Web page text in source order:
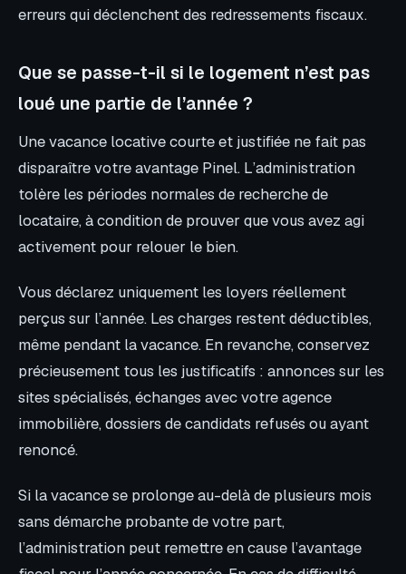
erreurs qui déclenchent des redressements fiscaux.
Que se passe-t-il si le logement n’est pas
loué une partie de l’année ?
Une vacance locative courte et justifiée ne fait pas
disparaître votre avantage Pinel. L’administration
tolère les périodes normales de recherche de
locataire, à condition de prouver que vous avez agi
activement pour relouer le bien.
Vous déclarez uniquement les loyers réellement
perçus sur l’année. Les charges restent déductibles,
même pendant la vacance. En revanche, conservez
précieusement tous les justificatifs : annonces sur les
sites spécialisés, échanges avec votre agence
immobilière, dossiers de candidats refusés ou ayant
renoncé.
Si la vacance se prolonge au-delà de plusieurs mois
sans démarche probante de votre part,
l’administration peut remettre en cause l’avantage